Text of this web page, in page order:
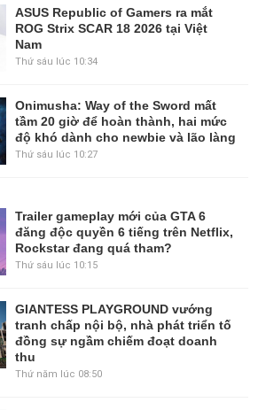
ASUS Republic of Gamers ra mắt
ROG Strix SCAR 18 2026 tại Việt
Nam
Thứ sáu lúc 10:34
Onimusha: Way of the Sword mất
tầm 20 giờ để hoàn thành, hai mức
độ khó dành cho newbie và lão làng
Thứ sáu lúc 10:27
Trailer gameplay mới của GTA 6
đăng độc quyền 6 tiếng trên Netflix,
Rockstar đang quá tham?
Thứ sáu lúc 10:15
GIANTESS PLAYGROUND vướng
tranh chấp nội bộ, nhà phát triển tố
đồng sự ngầm chiếm đoạt doanh
thu
Thứ năm lúc 08:50